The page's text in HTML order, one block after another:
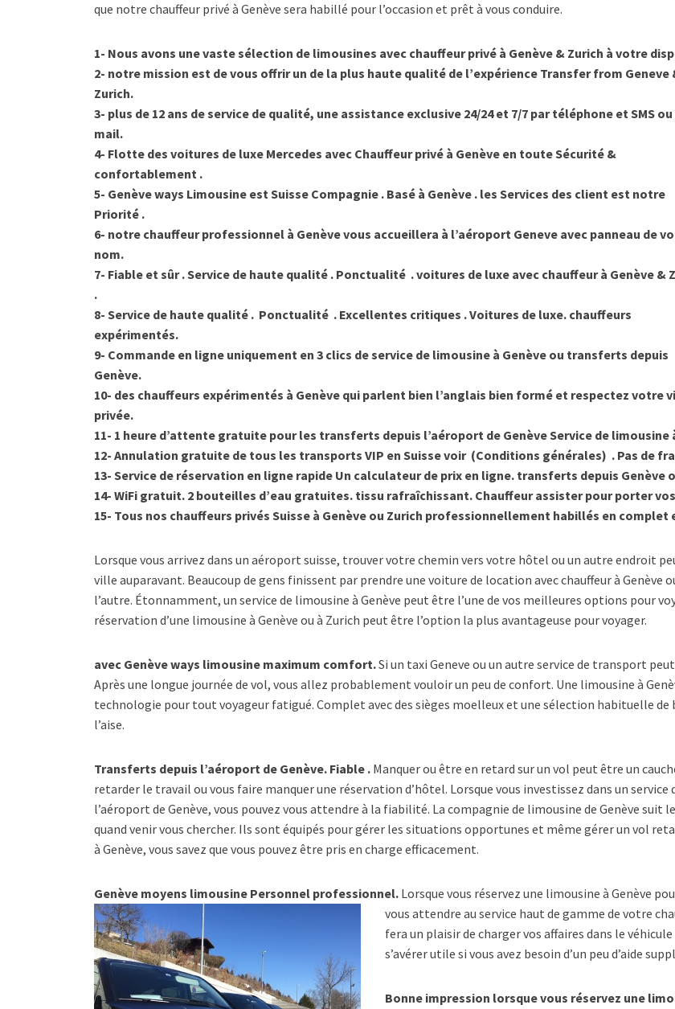
que notre chauffeur privé à Genève sera habillé pour l’occasion et prêt à vous conduire.
1- Nous avons une vaste sélection de limousines avec chauffeur privé à Genève & Zurich à votre
2- notre mission est de vous offrir un de la plus haute qualité de l’expérience Transfer from Geneve
Zurich.
3- plus de 12 ans de service de qualité, une assistance exclusive 24/24 et 7/7 par téléphone et SMS ou
mail.
4- Flotte des voitures de luxe Mercedes avec Chauffeur privé à Genève en toute Sécurité &
confortablement .
5- Genève ways Limousine est Suisse Compagnie . Basé à Genève . les Services des client est notre
Priorité .
6- notre chauffeur professionnel à Genève vous accueillera à l’aéroport Geneve avec panneau de
nom.
7- Fiable et sûr . Service de haute qualité . Ponctualité . voitures de luxe avec chauffeur à Genève &
.
8- Service de haute qualité . Ponctualité . Excellentes critiques . Voitures de luxe. chauffeurs
expérimentés.
9- Commande en ligne uniquement en 3 clics de service de limousine à Genève ou transferts depuis
Genève.
10- des chauffeurs expérimentés à Genève qui parlent bien l’anglais bien formé et respectez votre
privée.
11- 1 heure d’attente gratuite pour les transferts depuis l’aéroport de Genève Service de limousine
12- Annulation gratuite de tous les transports VIP en Suisse voir (Conditions générales) . Pas de
13- Service de réservation en ligne rapide Un calculateur de prix en ligne. transferts depuis Genève
14- WiFi gratuit. 2 bouteilles d’eau gratuites. tissu rafraîchissant. Chauffeur assister pour porter
15- Tous nos chauffeurs privés Suisse à Genève ou Zurich professionnellement habillés en complet
Lorsque vous arrivez dans un aéroport suisse, trouver votre chemin vers votre hôtel ou un autre endroit
ville auparavant. Beaucoup de gens finissent par prendre une voiture de location avec chauffeur à Genève
l’autre. Étonnamment, un service de limousine à Genève peut être l’une de vos meilleures options pour
réservation d’une limousine à Genève ou à Zurich peut être l’option la plus avantageuse pour voyager.
avec Genève ways limousine maximum comfort.Si un taxi Geneve ou un autre service de transport
Après une longue journée de vol, vous allez probablement vouloir un peu de confort. Une limousine à
technologie pour tout voyageur fatigué. Complet avec des sièges moelleux et une sélection habituelle de
l’aise.
Transferts depuis l’aéroport de Genève. Fiable . Manquer ou être en retard sur un vol peut être un
retarder le travail ou vous faire manquer une réservation d’hôtel. Lorsque vous investissez dans un service
l’aéroport de Genève, vous pouvez vous attendre à la fiabilité. La compagnie de limousine de Genève suit
quand venir vous chercher. Ils sont équipés pour gérer les situations opportunes et même gérer un vol
à Genève, vous savez que vous pouvez être pris en charge efficacement.
Genève moyens limousine Personnel professionnel. Lorsque vous réservez une limousine à Genève
vous attendre au service haut de gamme de votre
fera un plaisir de charger vos affaires dans le
s’avérer utile si vous avez besoin d’un peu d’aide
Bonne impression lorsque vous réservez une